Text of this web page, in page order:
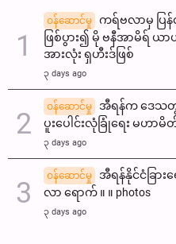
ဝန်ဆောင်မှု
ကရ်ဗလာမှ ပြ
ဖြစ်ပွား၍ မို ဗနီအာမိရ်
အားလုံး ရှဟီးဒ်ဖြစ်
၃ days ago
ဝန်ဆောင်မှု
အီရန်က ဒေသတွ
ပူးပေါင်းလုံခြုံရေး မဟာ
၃ days ago
ဝန်ဆောင်မှု
အီရန်နိုင်ငံခြာ
လာ ရောက် ။ ။ photos
၃ days ago